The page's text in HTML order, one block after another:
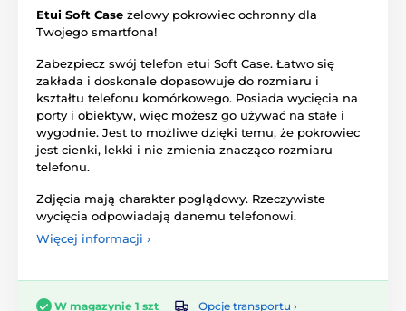
Etui Soft Case żelowy pokrowiec ochronny dla
Twojego smartfona!
Zabezpiecz swój telefon etui Soft Case. Łatwo się
zakłada i doskonale dopasowuje do rozmiaru i
kształtu telefonu komórkowego. Posiada wycięcia na
porty i obiektyw, więc możesz go używać na stałe i
wygodnie. Jest to możliwe dzięki temu, że pokrowiec
jest cienki, lekki i nie zmienia znacząco rozmiaru
telefonu.
Zdjęcia mają charakter poglądowy. Rzeczywiste
wycięcia odpowiadają danemu telefonowi.
Więcej informacji ›
W magazynie 1 szt
Opcje transportu ›